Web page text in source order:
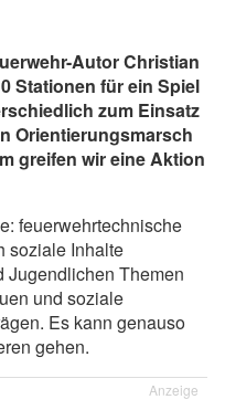
Autor Christian
Stationen für ein Spiel
zum Einsatz
Orientierungsmarsch
greifen wir eine Aktion
feuerwehrtechnische
soziale Inhalte
Jugendlichen Themen
und soziale
Es kann genauso
gehen.
Anzeige